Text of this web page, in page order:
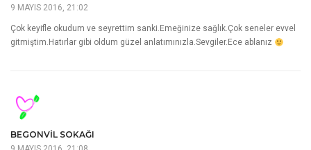
9 MAYIS 2016, 21:02
Çok keyifle okudum ve seyrettim sanki.Emeğinize sağlık.Çok seneler evvel
gitmiştim.Hatırlar gibi oldum güzel anlatımınızla.Sevgiler.Ece ablanız
BEGONVIL SOKAĞI